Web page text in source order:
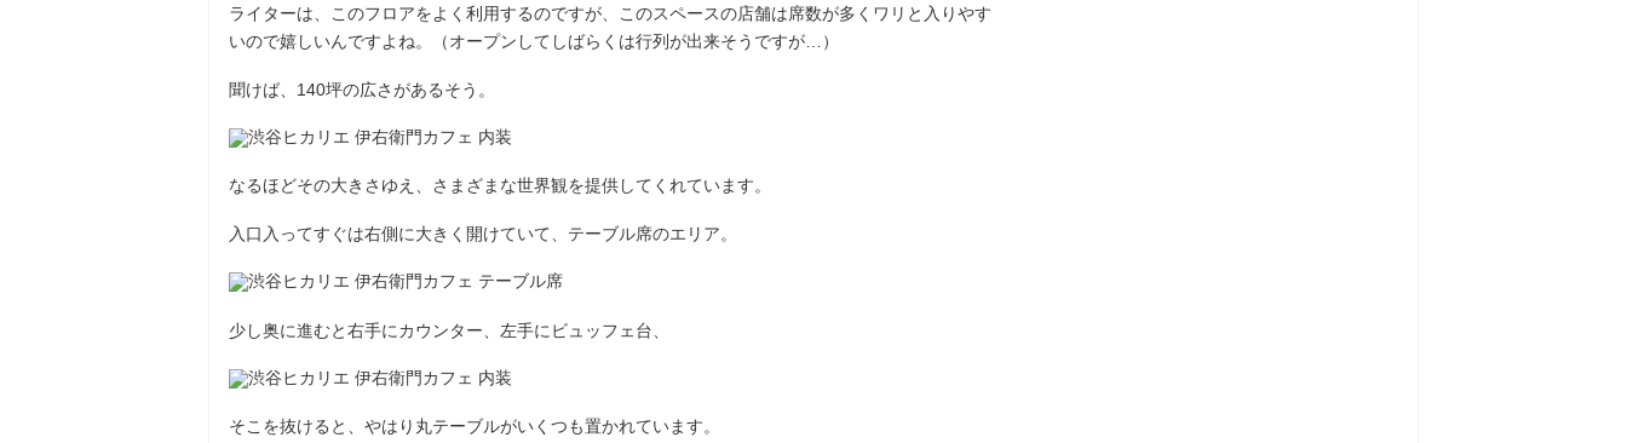
ライターは、このフロアをよく利用するのですが、このスペースの店舗は席数が多くワリと入りやす
いので嬉しいんですよね。（オープンしてしばらくは行列が出来そうですが…）
聞けば、140坪の広さがあるそう。
なるほどその大きさゆえ、さまざまな世界観を提供してくれています。
入口入ってすぐは右側に大きく開けていて、テーブル席のエリア。
少し奥に進むと右手にカウンター、左手にビュッフェ台、
そこを抜けると、やはり丸テーブルがいくつも置かれています。